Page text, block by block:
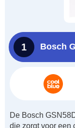
1 Bosch
De Bosch
die zorgt voor een